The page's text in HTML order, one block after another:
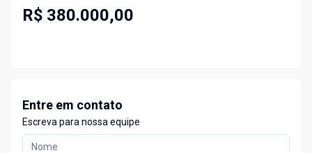
R$ 380.000,00
Entre em contato
Escreva para nossa equipe